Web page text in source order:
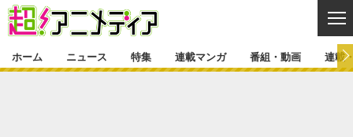
ホーム ニュース 特集 連載マンガ 番組・動画 連載